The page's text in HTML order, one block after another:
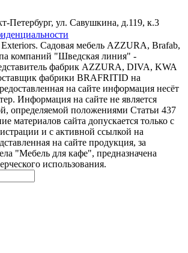
Петербург, ул. Савушкина, д.119, к.3
Садовая мебель AZZURA, Brafab,
компаний "Шведская линия" -
фабрик AZZURA, DIVA, KWA
фабрики BRAFRITID на
на сайте информация несёт
Информация на сайте не является
определяемой положениями Статьи 437
материалов сайта допускается только с
и с активной ссылкой на
на сайте продукция, за
"Мебель для кафе", предназначена
использования.